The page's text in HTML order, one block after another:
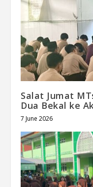
Salat Jumat
Dua Bekal ke
7 June 2026